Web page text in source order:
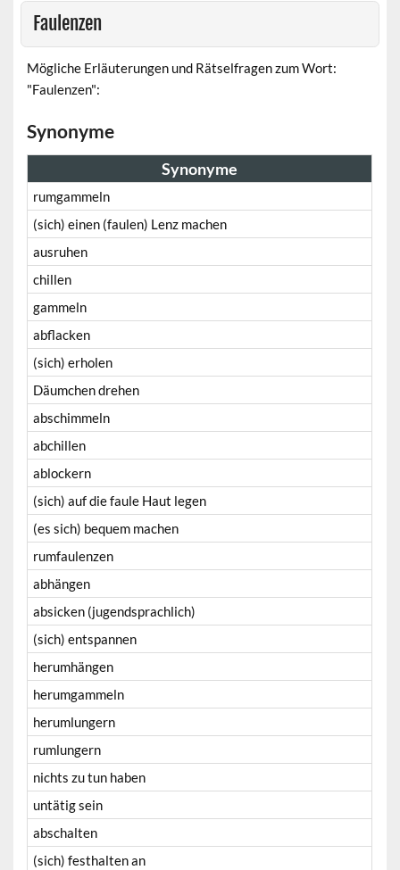
Faulenzen
Mögliche Erläuterungen und Rätselfragen zum Wort:
"Faulenzen":
Synonyme
Synonyme
rumgammeln
(sich) einen (faulen) Lenz machen
ausruhen
chillen
gammeln
abflacken
(sich) erholen
Däumchen drehen
abschimmeln
abchillen
ablockern
(sich) auf die faule Haut legen
(es sich) bequem machen
rumfaulenzen
abhängen
absicken (jugendsprachlich)
(sich) entspannen
herumhängen
herumgammeln
herumlungern
rumlungern
nichts zu tun haben
untätig sein
abschalten
(sich) festhalten an